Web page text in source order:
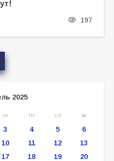
197
2025
Чт Пт Сб Вс
3 4 5
6
10 11 12
13
17 18 19
20